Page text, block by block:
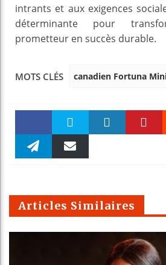
intrants et aux exigences
déterminante pour
prometteur en succès durable.
MOTS CLÉS canadien Fortuna
Faceboo Twitter
m
Articles Similaires